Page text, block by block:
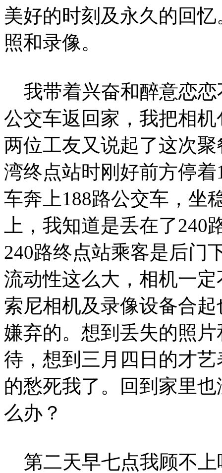
美好的时刻及永久的回
照和录像。
我带着兴奋和醉意恋恋
公交车返回家，我把相
两位工友又说起了这次
湾终点站时刚好前方停
车奔上188路公交车，坐
上，我知道是丢在了
240路终点站乘客是后门
流动性这么大，相机一
索尼相机及录像设备合
嫌弃的。想到丢失的照
待，想到三月四日的才
的愁死我了。回到家里
么办？
第二天早七点我顾不上